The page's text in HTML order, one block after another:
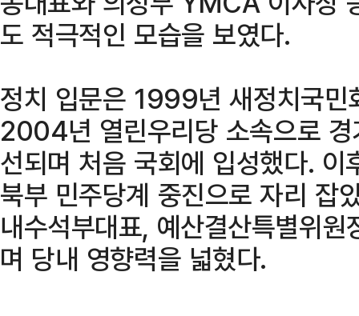
도 적극적인 모습을 보였다.
정치 입문은 1999년 새정치국민
2004년 열린우리당 소속으로 경
선되며 처음 국회에 입성했다.
북부 민주당계 중진으로 자리 잡
내수석부대표, 예산결산특별위
며 당내 영향력을 넓혔다.